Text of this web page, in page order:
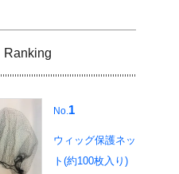
Ranking
No. 1
ウィッグ保護ネッ
ト(約100枚入り)